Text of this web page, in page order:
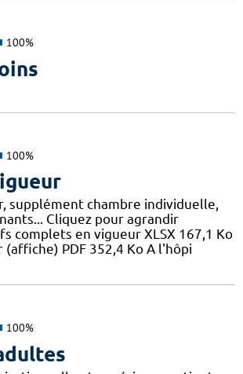
100%
100%
supplément chambre individuelle,
Cliquez pour agrandir
complets en vigueur XLSX 167,1 Ko
PDF 352,4 Ko A l'hôpi
100%